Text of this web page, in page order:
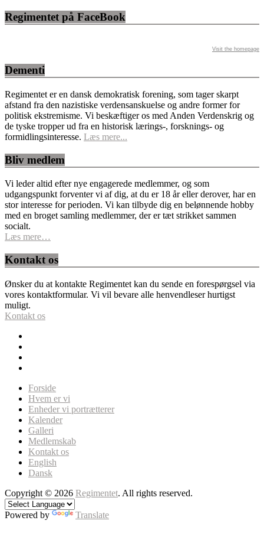
Regimentet på FaceBook
Visit the homepage
Dementi
Regimentet er en dansk demokratisk forening, som tager skarpt
afstand fra den nazistiske verdensanskuelse og andre former for
politisk ekstremisme. Vi beskæftiger os med Anden Verdenskrig og
de tyske tropper ud fra en historisk lærings-, forsknings- og
formidlingsinteresse. Læs mere...
Bliv medlem
Vi leder altid efter nye engagerede medlemmer, og som
udgangspunkt forventer vi af dig, at du er 18 år eller derover, har en
stor interesse for perioden. Vi kan tilbyde dig en belønnende hobby
med en broget samling medlemmer, der er tæt strikket sammen
socialt.
Læs mere…
Kontakt os
Ønsker du at kontakte Regimentet kan du sende en forespørgsel via
vores kontaktformular. Vi vil bevare alle henvendleser hurtigst
muligt.
Kontakt os
Forside
Hvem er vi
Enheder vi portrætterer
Kalender
Galleri
Medlemskab
Kontakt os
English
Dansk
Copyright © 2026 Regimentet. All rights reserved.
Powered by Translate